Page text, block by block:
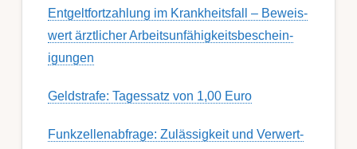
Ent­gelt­fort­zahl­ung im Krank­heits­fall – Be­weis­
wert ärzt­lich­er Ar­beits­un­fähig­keits­be­schein­
igung­en
Geldstrafe: Tagessatz von 1,00 Euro
Funk­zell­en­ab­fra­ge: Zu­lässig­keit und Ver­wert­